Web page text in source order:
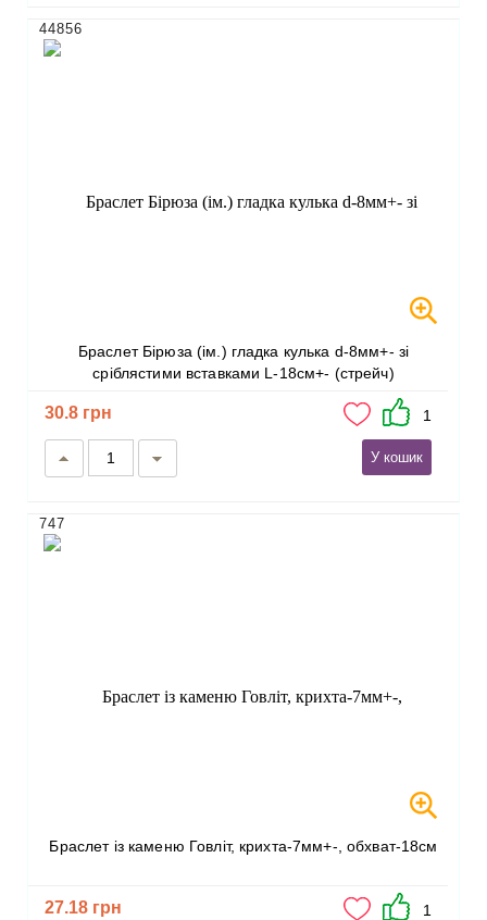
Браслет Бірюза (ім.) гладка кулька d-8мм+- зі
сріблястими вставками L-18см+- (стрейч)
44856
30.8 грн 1
У кошик
Браслет із каменю Говліт, крихта-7мм+-, обхват-18см
747
27.18 грн 1